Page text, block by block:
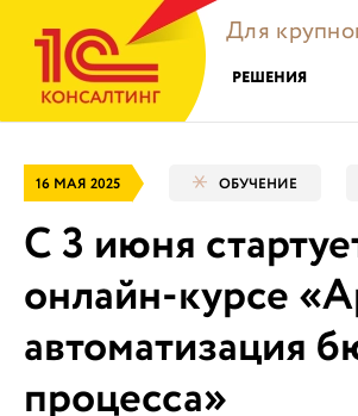
Для
РЕШЕНИЯ
16 МАЯ 2025 ОБУЧЕНИЕ
С 3 июня
онлайн-курсе
автоматизация
процесса»